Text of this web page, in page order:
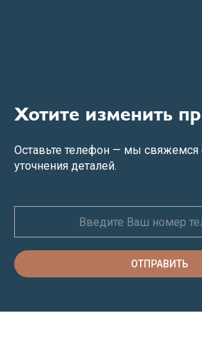
Хотите изменить
Оставьте телефон — мы свяжемся
уточнения деталей.
ОТПРАВИТЬ